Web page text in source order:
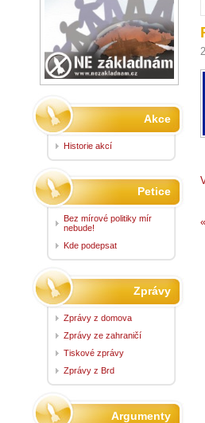
Akce
Historie akcí
Petice
Bez mírové politiky mír
nebude!
Kde podepsat
Zprávy
Zprávy z domova
Zprávy ze zahraničí
Tiskové zprávy
Zprávy z Brd
Argumenty